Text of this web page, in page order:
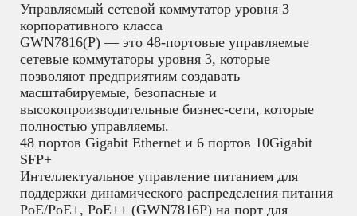
Управляемый сетевой коммутатор уровня 3
корпоративного класса
GWN7816(P) — это 48-портовые управляемые
сетевые коммутаторы уровня 3, которые
позволяют предприятиям создавать
масштабируемые, безопасные и
высокопроизводительные бизнес-сети, которые
полностью управляемы.
48 портов Gigabit Ethernet и 6 портов 10Gigabit
SFP+
Интеллектуальное управление питанием для
поддержки динамического распределения питания
PoE/PoE+, PoE++ (GWN7816P) на порт для